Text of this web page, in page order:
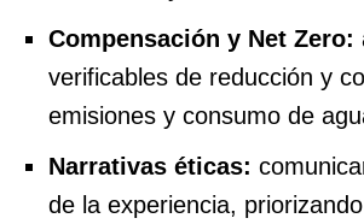
Compensación y Net Zero:
verificables de reducción y
emisiones y consumo de
Narrativas éticas:
de la experiencia,